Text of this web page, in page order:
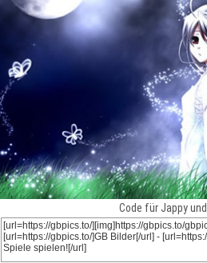
Code für Jappy und